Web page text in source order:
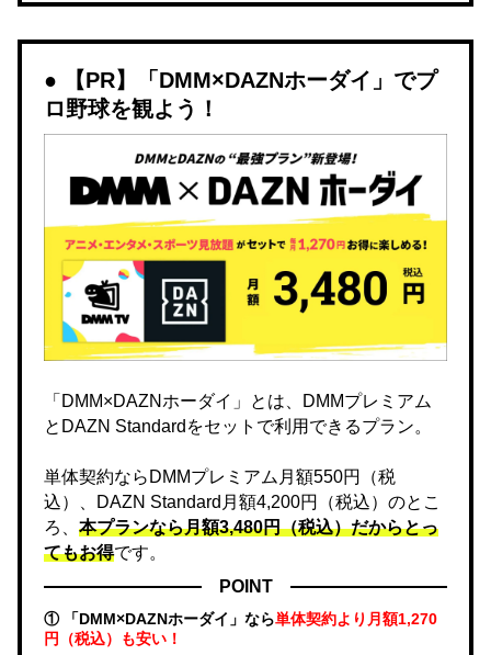
【PR】「DMM×DAZNホーダイ」でプ
ロ野球を観よう！
「DMM×DAZNホーダイ」とは、DMMプレミアム
とDAZN Standardをセットで利用できるプラン。
単体契約ならDMMプレミアム月額550円（税
込）、DAZN Standard月額4,200円（税込）のとこ
ろ、 本プランなら月額3,480円（税込）だからとっ
てもお得です。
POINT
① 「DMM×DAZNホーダイ」なら単体契約より月額1,270
円（税込）も安い！